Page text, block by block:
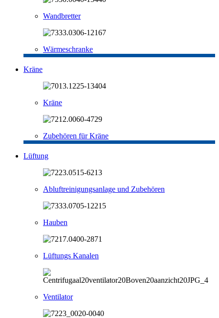
Wandbretter
Wärmeschranke
Kräne
Kräne
Zubehören für Kräne
Lüftung
Abluftreinigungsanlage und Zubehören
Hauben
Lüftungs Kanalen
Ventilator